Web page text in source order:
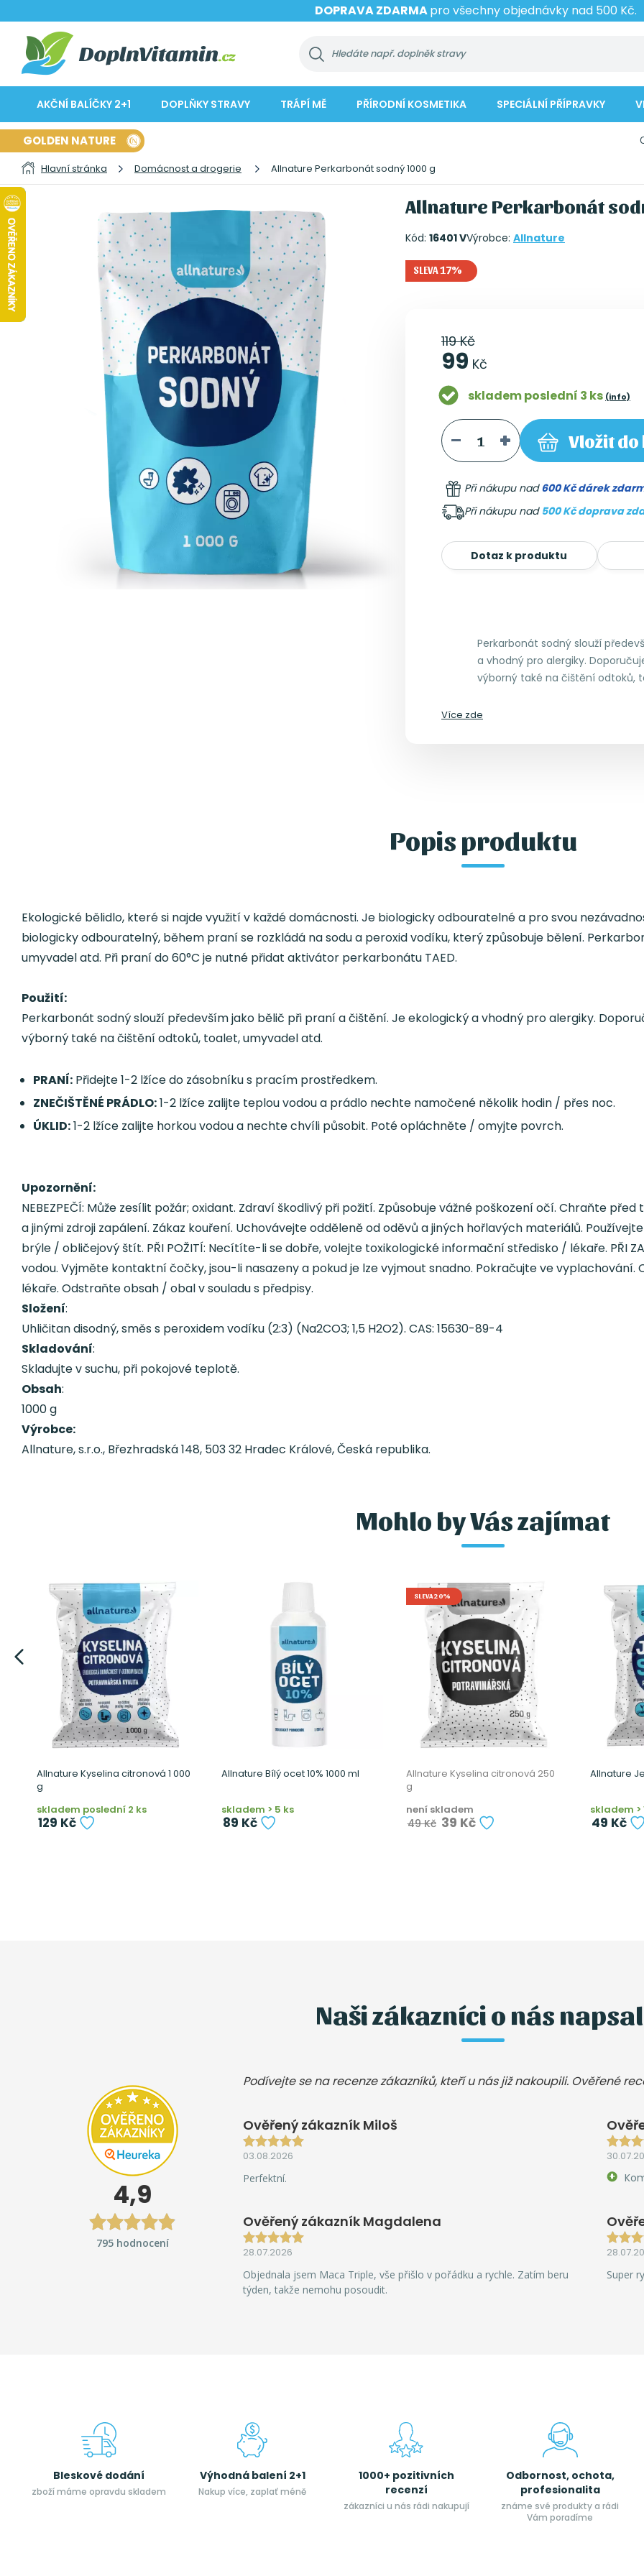
DOPRAVA ZDARMApro všechny objednávky nad 500 Kč.
AKČNÍ BALÍČKY 2+1 DOPLŇKY STRAVY TRÁPÍ MĚ PŘÍRODNÍ KOSMETIKA SPECIÁLNÍ PŘÍPRAVKY
GOLDEN NATURE
Hlavní stránka Domácnost a drogerie Allnature Perkarbonát sodný 1000 g
Allnature Perkarbonát
Kód: 16401 VVýrobce: Allnature
SLEVA 17%
119 Kč
99 Kč
skladem poslední 3 ks (info)
Vložitdo
Při nákupu nad600 Kč dárek
Při nákupu nad 500 Kč doprava
Dotaz k produktu
Perkarbonát sodný slouží
a vhodný pro alergiky.
výborný také na čištění odtoků,
Více zde
Popis produktu
Ekologické bělidlo, které si najde využití v každé domácnosti. Je biologicky odbouratelné a pro svou
biologicky odbouratelný, během praní se rozkládá na sodu a peroxid vodíku, který způsobuje bělení.
umyvadel atd. Při praní do 60°C je nutné přidat aktivátor perkarbonátu TAED.
Použití:
Perkarbonát sodný slouží především jako bělič při praní a čištění. Je ekologický a vhodný pro alergiky.
výborný také na čištění odtoků, toalet, umyvadel atd.
PRANÍ: Přidejte 1-2 lžíce do zásobníku s pracím prostředkem.
ZNEČIŠTĚNÉ PRÁDLO:1-2 lžíce zalijte teplou vodou a prádlo nechte namočené několik hodin / přes noc.
ÚKLID:1-2 lžíce zalijte horkou vodou a nechte chvíli působit. Poté opláchněte / omyjte povrch.
Upozornění:
NEBEZPEČÍ: Může zesílit požár; oxidant. Zdraví škodlivý při požití. Způsobuje vážné poškození očí. Chraňte
a jinými zdroji zapálení. Zákaz kouření. Uchovávejte odděleně od oděvů a jiných hořlavých materiálů.
brýle / obličejový štít. PŘI POŽITÍ: Necítíte-li se dobře, volejte toxikologické informační středisko / lékaře. PŘI
vodou. Vyjměte kontaktní čočky, jsou-li nasazeny a pokud je lze vyjmout snadno. Pokračujte ve
lékaře. Odstraňte obsah / obal v souladu s předpisy.
Složení:
Uhličitan disodný, směs s peroxidem vodíku (2:3) (Na2CO3; 1,5 H2O2). CAS: 15630-89-4
Skladování:
Skladujte v suchu, při pokojové teplotě.
Obsah:
1000 g
Výrobce:
Allnature, s.r.o., Březhradská 148, 503 32 Hradec Králové, Česká republika.
Mohlo by Vás zajímat
Allnature Kyselina citronová 1 000
g
skladem poslední 2 ks
129 Kč
Allnature Bílý ocet 10% 1000 ml
skladem > 5 ks
89 Kč
SLEVA 20%
Allnature Kyselina citronová 250
g
není skladem
49 Kč 39 Kč
Allnature
skladem >
49 Kč
Naši zákazníci o nás
4,9
795 hodnocení
Podívejte se na recenze zákazníků, kteří u nás již nakoupili. Ověřené
Ověřený zákazník Miloš
03.08.2026
Perfektní.
Ověřený zákazník Magdalena
28.07.2026
Objednala jsem Maca Triple, vše přišlo v pořádku a rychle. Zatím beru
týden, takže nemohu posoudit.
Super
Bleskové dodání
zboží máme opravdu skladem
Výhodná balení 2+1
Nakup více, zaplať méně
1000+ pozitivních
recenzí
zákazníci u nás rádi nakupují
Odbornost, ochota,
profesionalita
známe své produkty a rádi
Vám poradíme